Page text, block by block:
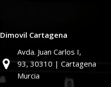
Dimovil Cartagena
Avda. Juan Carlos I,
93, 30310 | Cartagena
Murcia